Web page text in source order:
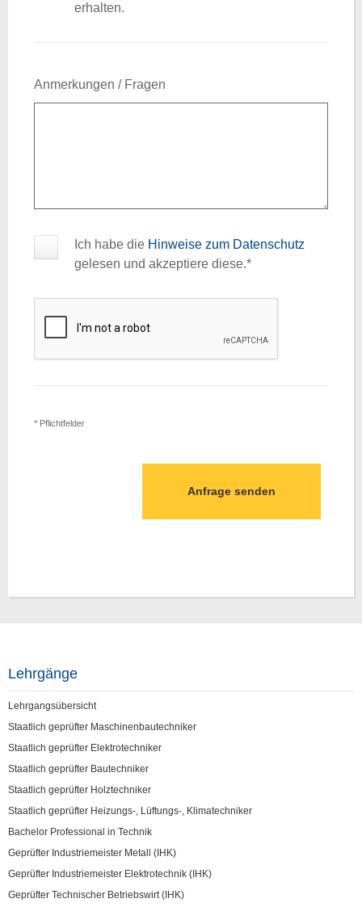
erhalten.
Anmerkungen / Fragen
Ich habe die Hinweise zum Datenschutz
gelesen und akzeptiere diese.*
* Pflichtfelder
Lehrgänge
Lehrgangsübersicht
Staatlich geprüfter Maschinenbautechniker
Staatlich geprüfter Elektrotechniker
Staatlich geprüfter Bautechniker
Staatlich geprüfter Holztechniker
Staatlich geprüfter Heizungs-, Lüftungs-, Klimatechniker
Bachelor Professional in Technik
Geprüfter Industriemeister Metall (IHK)
Geprüfter Industriemeister Elektrotechnik (IHK)
Geprüfter Technischer Betriebswirt (IHK)